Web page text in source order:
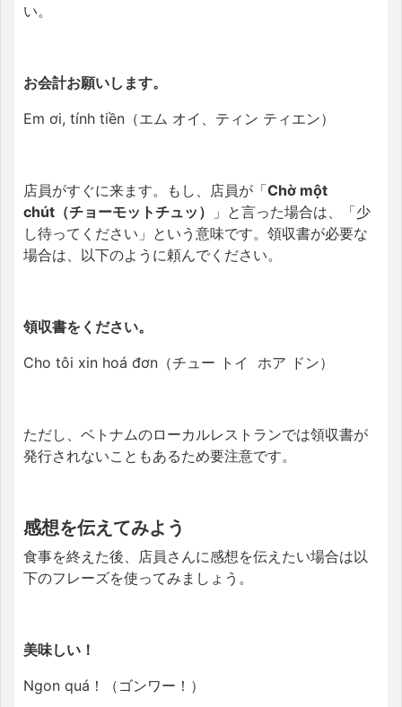
い。
お会計お願いします。
Em ơi, tính tiền（エム オイ、ティン ティエン）
店員がすぐに来ます。もし、店員が「Chờ một
chút（チョーモットチュッ）
」と言った場合は、「少
し待ってください」という意味です。 領収書が必要な
場合は、以下のように頼んでください。
領収書をください。
Cho tôi xin hoá đơn（チュー トイ ホア ドン）
ただし、ベトナムのローカルレストランでは領収書が
発行されないこともあるため要注意です。
感想を伝えてみよう
食事を終えた後、店員さんに感想を伝えたい場合は以
下のフレーズを使ってみましょう。
美味しい！
Ngon quá！（ゴンワー！）